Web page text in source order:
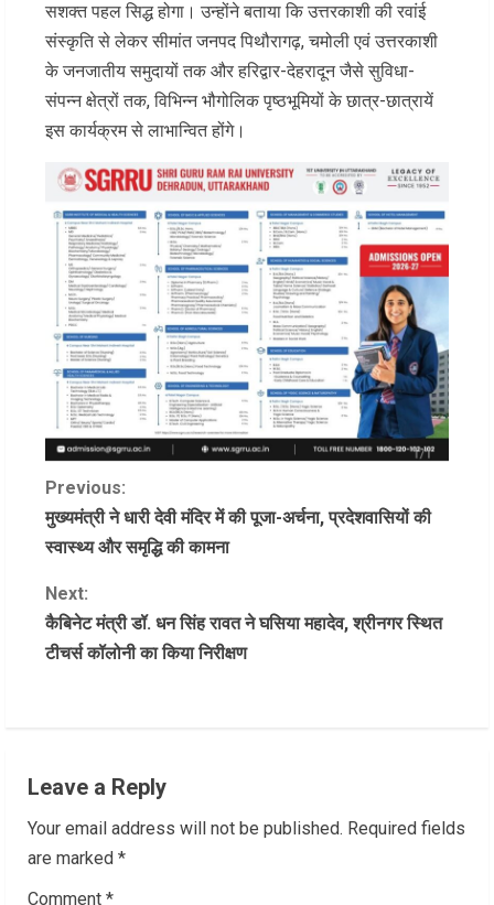
सशक्त पहल सिद्ध होगा। उन्होंने बताया कि उत्तरकाशी की रवांई
संस्कृति से लेकर सीमांत जनपद पिथौरागढ़, चमोली एवं उत्तरकाशी
के जनजातीय समुदायों तक और हरिद्वार-देहरादून जैसे सुविधा-
संपन्न क्षेत्रों तक, विभिन्न भौगोलिक पृष्ठभूमियों के छात्र-छात्रायें
इस कार्यक्रम से लाभान्वित होंगे।
C
o
n
t
e
R
Previous:
मुख्यमंत्री ने धारी देवी मंदिर में की पूजा-अर्चना, प्रदेशवासियों की
स्वास्थ्य और समृद्धि की कामना
Next:
कैबिनेट मंत्री डॉ. धन सिंह रावत ने घसिया महादेव, श्रीनगर स्थित
टीचर्स कॉलोनी का किया निरीक्षण
Leave a Reply
Your email address will not be published. Required fields
are marked *
Comment *